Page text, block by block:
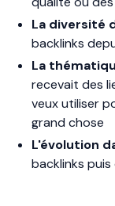
La diversité
backlinks
La
recevait des
veux utiliser
grand chose
L'évolution
backlinks